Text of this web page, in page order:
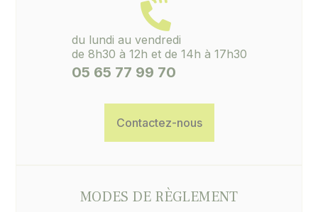
du lundi au vendredi
de 8h30 à 12h et de 14h à 17h30
05 65 77 99 70
Contactez-nous
MODES DE RÈGLEMENT